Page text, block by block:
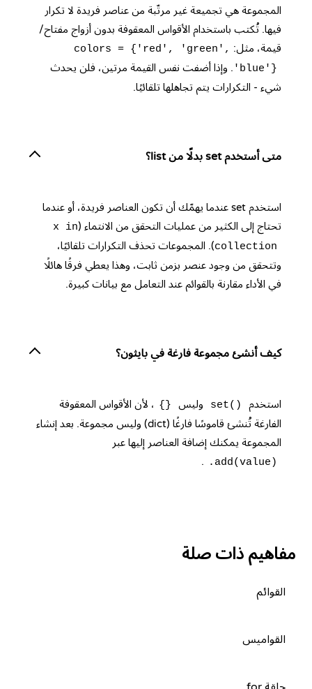
المجموعة هي تجميعة غير مرتّبة من عناصر فريدة لا تكرار
فيها. تُكتب باستخدام الأقواس المعقوفة بدون أزواج مفتاح/
قيمة، مثل: colors = {'red', 'green',
'blue'} . وإذا أضفت نفس القيمة مرتين، فلن يحدث
شيء - التكرارات يتم تجاهلها تلقائيًا.
متى أستخدم set بدلًا من list؟
استخدم set عندما يهمّك أن تكون العناصر فريدة، أو عندما
تحتاج إلى الكثير من عمليات التحقق من الانتماء (x in
collection). المجموعات تحذف التكرارات تلقائيًا،
وتتحقق من وجود عنصر بزمن ثابت، وهذا يعطي فرقًا هائلًا
في الأداء مقارنة بالقوائم عند التعامل مع بيانات كبيرة.
كيف أنشئ مجموعة فارغة في بايثون؟
استخدم set() وليس {} ، لأن الأقواس المعقوفة
الفارغة تُنشئ قاموسًا فارغًا (dict) وليس مجموعة. بعد إنشاء
المجموعة يمكنك إضافة العناصر إليها عبر
.add(value)
.
مفاهيم ذات صلة
القوائم
القواميس